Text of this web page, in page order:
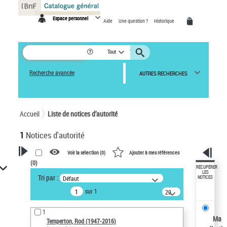
Espace personnel Aide Une question ? Historique
Tout
Recherche avancée AUTRES RECHERCHES
Accueil Liste de notices d’autorité
1 Notices d'autorité
VOTRE RECHERCHE
Recherche avancée dans les
notices d’autorité
Œuvres liées à l'auteur :
Temperton, Rod (1947-2016)
Voir la sélection (0) Ajouter à mes références
(0)
Tri par : Défaut
sur 1
20
résultats/page
1
Temperton, Rod (1947-2016)
RÉCUPÉRER
LES
NOTICES
Ma
Panneau de gestion des cookies